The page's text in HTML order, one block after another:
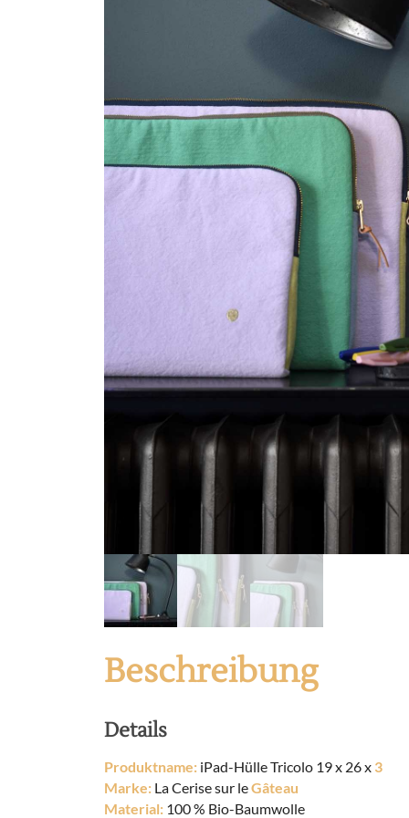
Beschreibung
Details
Produktname: iPad-Hülle Tricolo 19 x 26 x 3
Marke: La Cerise sur leGâteau
Material: 100 % Bio-Baumwolle